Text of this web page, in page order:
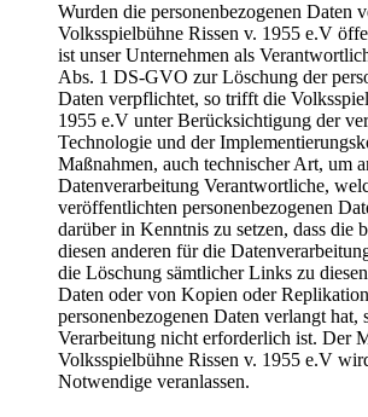
Wurden die personenbezogenen Daten
Volksspielbühne Rissen v. 1955 e.V
ist unser Unternehmen als
Abs. 1 DS-GVO zur Löschung der
Daten verpflichtet, so trifft die
1955 e.V unter Berücksichtigung der
Technologie und der
Maßnahmen, auch technischer Art, um
Datenverarbeitung Verantwortliche,
veröffentlichten personenbezogenen
darüber in Kenntnis zu setzen, dass die
diesen anderen für die
die Löschung sämtlicher Links zu
Daten oder von Kopien oder
personenbezogenen Daten verlangt hat,
Verarbeitung nicht erforderlich ist. Der
Volksspielbühne Rissen v. 1955 e.V
Notwendige veranlassen.